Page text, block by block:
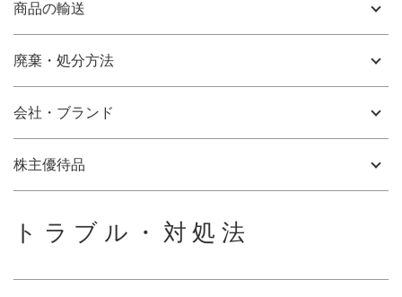
商品の輸送
廃棄・処分方法
会社・ブランド
株主優待品
トラブル・対処法